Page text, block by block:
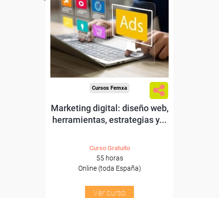
Para desempleados,
trabajadores y autónomos.
Sector
-Comercio.
Cursos Femxa
Marketing digital: diseño web,
herramientas, estrategias y...
Curso Gratuito
55 horas
Online (toda España)
Ver curso